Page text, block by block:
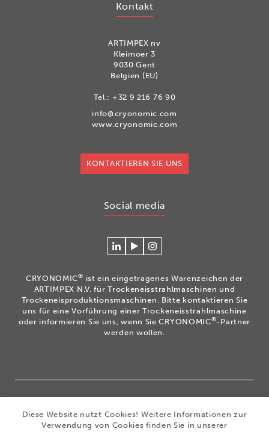
Kontakt
ARTIMPEX nv
Kleimoer 3
9030 Gent
Belgien (EU)
Tel.: +32 9 216 76 90
info@cryonomic.com
www.cryonomic.com
KONTAKTIEREN SIE UNS
Social media
Verlinken
sich
mit
Cryonomic
auf
Linkedin
Betrachten
unsere
Videos
auf
unserem
Cryonomic
YouTube-
Volg
Instagram
CRYONOMIC® ist ein eingetragenes Warenzeichen der
ARTIMPEX N.V. für Trockeneisstrahlmaschinen und
Trockeneisproduktionsmaschinen. Bitte kontaktieren Sie
uns für eine Vorführung einer Trockeneisstrahlmaschine
oder informieren Sie uns, wenn Sie CRYONOMIC®-Partner
werden wollen.
Warenzeichen der ARTIMPEX nv
| Datenschutz
|
Diese Website nutzt Cookies! Weitere Informationen zur
Verwendung von Cookies finden Sie in unserer